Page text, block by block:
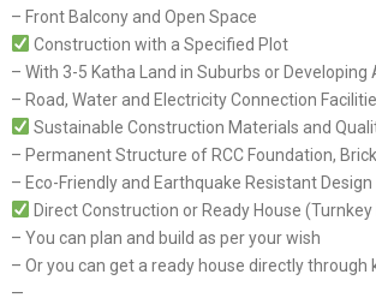
– Front Balcony and Open Space
Construction with a Specified Plot
– With 3-5 Katha Land in Suburbs or Developing
– Road, Water and Electricity Connection
Sustainable Construction Materials and
– Permanent Structure of RCC Foundation,
– Eco-Friendly and Earthquake Resistant Design
Direct Construction or Ready House (Turnkey
– You can plan and build as per your wish
– Or you can get a ready house directly through
—